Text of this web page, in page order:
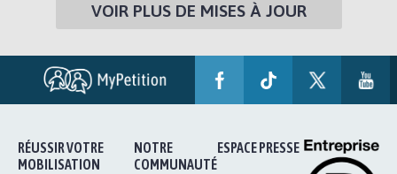
VOIR PLUS DE MISES À JOUR
RÉUSSIR VOTRE
MOBILISATION
NOTRE
COMMUNAUTÉ
ESPACE PRESSE